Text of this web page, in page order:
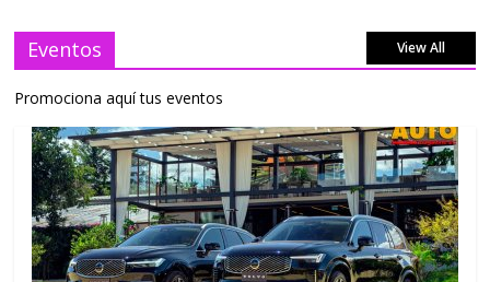
Eventos View All
Promociona aquí tus eventos